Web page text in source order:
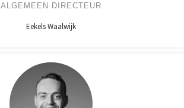
ALGEMEEN DIRECTEUR
Eekels Waalwijk